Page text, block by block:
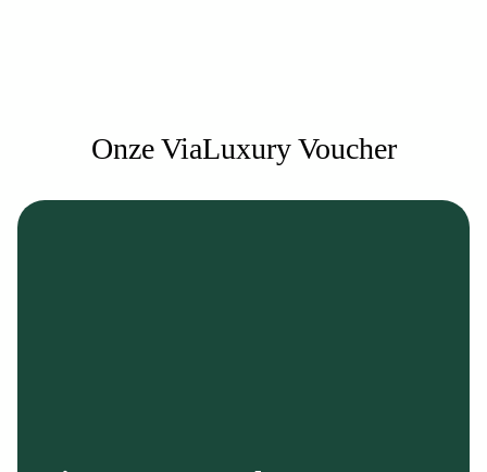
Onze ViaLuxury Voucher